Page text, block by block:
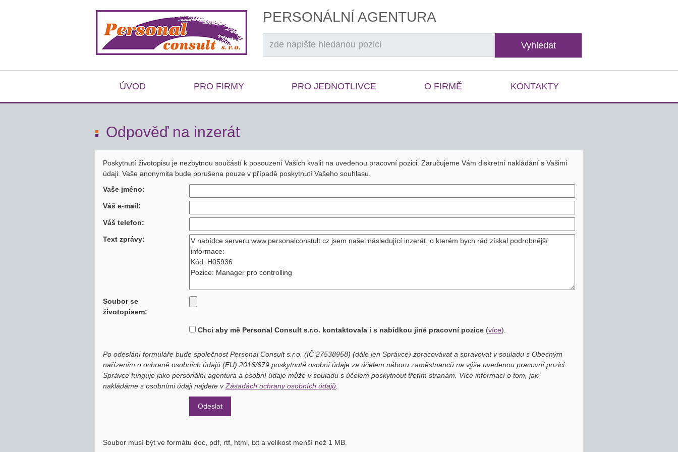
PERSONÁLNÍ AGENTURA
Vyhledat
ÚVOD PRO FIRMY PRO JEDNOTLIVCE O FIRMĚ KONTAKTY
Odpověď na inzerát
Poskytnutí životopisu je nezbytnou součástí k posouzení Vašich kvalit na uvedenou pracovní pozici. Zaručujeme Vám diskretní nakládání s Vašimi
údaji. Vaše anonymita bude porušena pouze v případě poskytnutí Vašeho souhlasu.
Vaše jméno:
Váš e-mail:
Váš telefon:
Text zprávy:
Soubor se
životopisem:
Chci aby mě Personal Consult s.r.o. kontaktovala i s nabídkou jiné pracovní pozice(více)
Po odeslání formuláře bude společnost Personal Consult s.r.o. (IČ 27538958) (dále jen Správce) zpracovávat a spravovat v souladu s Obecným
nařízením o ochraně osobních údajů (EU) 2016/679 poskytnuté osobní údaje za účelem náboru zaměstnanců na výše uvedenou pracovní pozici.
Správce funguje jako personální agentura a osobní údaje může v souladu s účelem poskytnout třetím stranám. Více informací o tom, jak
nakládáme s osobními údaji najdete vZásadách ochrany osobních údajů
Soubor musí být ve formátu doc, pdf, rtf, html, txt a velikost menší než 1 MB.